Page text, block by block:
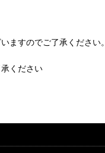
ますのでご了承ください。
ください